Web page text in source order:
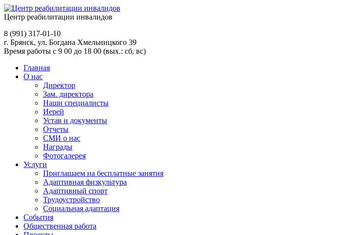
Центр реабилитации инвалидов
8 (991) 317-01-10
г. Брянск, ул. Богдана Хмельницкого 39
Время работы с 9 00 до 18 00 (вых.: сб, вс)
Главная
О нас
Директор
Зам. директора
Наши специалисты
Иерей
Устав и документы
Отчеты
СМИ о нас
Награды
Фотогалерея
Услуги
Приглашаем на бесплатные занятия
Адаптивная физкультура
Адаптивный спорт
Трудоустройство
Социальная адаптация
События
Общественная работа